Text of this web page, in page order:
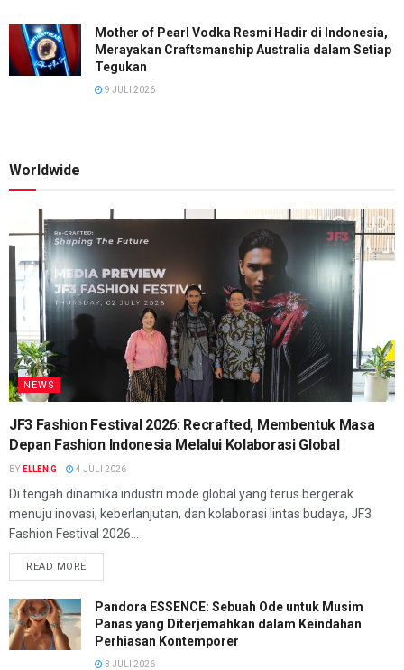
Mother of Pearl Vodka Resmi Hadir di Indonesia,
Merayakan Craftsmanship Australia dalam Setiap
Tegukan
9 JULI 2026
Worldwide
NEWS
JF3 Fashion Festival 2026: Recrafted, Membentuk Masa
Depan Fashion Indonesia Melalui Kolaborasi Global
BY ELLEN G 4 JULI 2026
Di tengah dinamika industri mode global yang terus bergerak
menuju inovasi, keberlanjutan, dan kolaborasi lintas budaya, JF3
Fashion Festival 2026...
READ MORE
Pandora ESSENCE: Sebuah Ode untuk Musim
Panas yang Diterjemahkan dalam Keindahan
Perhiasan Kontemporer
3 JULI 2026